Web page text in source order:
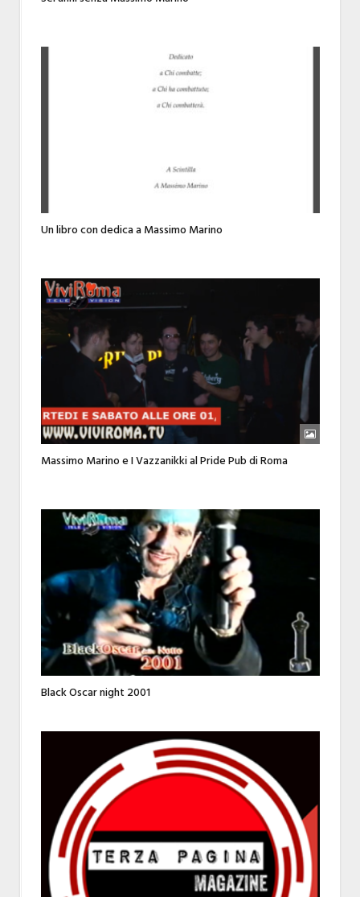
Un libro con dedica a Massimo Marino
Massimo Marino e I Vazzanikki al Pride Pub di Roma
Black Oscar night 2001